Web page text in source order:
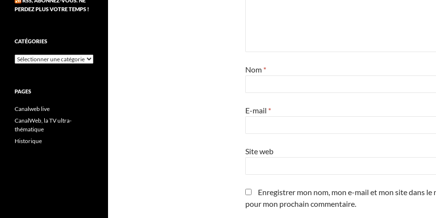
Nom *
E-mail *
Site web
Enregistrer mon nom, mon e-mail et mon site dans le
pour mon prochain commentaire.
PERDEZ PLUS VOTRE TEMPS !
CATÉGORIES
Catégories
PAGES
Canalweb live
CanalWeb, la TV ultra-
thématique
Historique